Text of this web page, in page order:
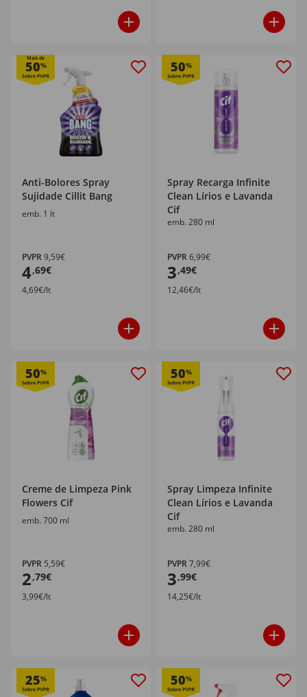
Mais de
50%
Anti-Bolores Spray
Sujidade Cillit Bang
emb. 1 lt
PVPR9,59€
4,69€
4,69€/lt
50%
Spray Recarga Infinite
Clean Lírios e Lavanda
Cif
emb. 280 ml
PVPR6,99€
3,49€
12,46€/lt
50%
Creme de Limpeza Pink
Flowers Cif
emb. 700 ml
PVPR 5,59€
2,79€
3,99€/lt
50%
Spray Limpeza Infinite
Clean Lírios e Lavanda
Cif
emb. 280 ml
PVPR7,99€
3,99€
14,25€/lt
25% 50%